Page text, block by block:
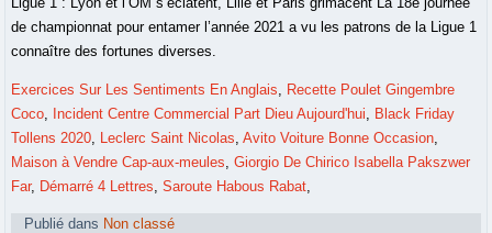
Exercices Sur Les Sentiments En Anglais, Recette Poulet Gingembre
Coco, Incident Centre Commercial Part Dieu Aujourd'hui, Black Friday
Tollens 2020, Leclerc Saint Nicolas,Avito Voiture Bonne Occasion,
Maison à Vendre Cap-aux-meules,Giorgio De Chirico Isabella Pakszwer
Far, Démarré 4 Lettres,Saroute Habous Rabat,
Publié dans Non classé